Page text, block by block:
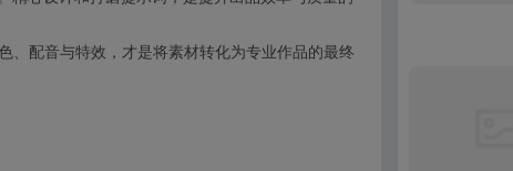
、配音与特效，才是将素材转化为专业作品的最终